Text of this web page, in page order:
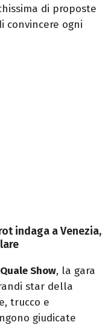
di proposte
convincere ogni
indaga a Venezia,
Show, la gara
star della
trucco e
giudicate